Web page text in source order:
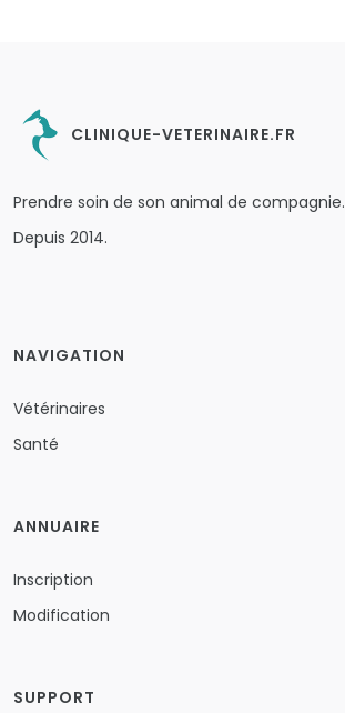
CLINIQUE-VETERINAIRE.FR
Prendre soin de son animal de compagnie.
Depuis 2014.
NAVIGATION
Vétérinaires
Santé
ANNUAIRE
Inscription
Modification
SUPPORT